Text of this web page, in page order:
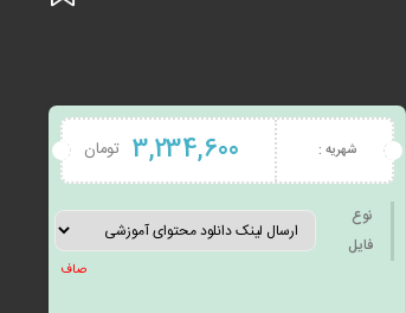
به
شهریه : 3,234,600 تومان
نوع
فایل
صاف